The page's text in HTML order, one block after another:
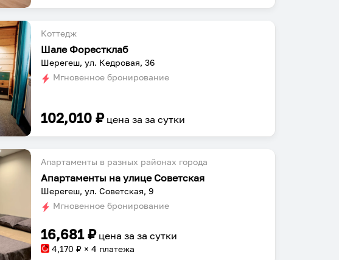
Коттедж
Шале Форестклаб
Шерегеш, ул. Кедровая, 36
Мгновенное бронирование
102,010 ₽ цена заза сутки
Апартаменты в разных районах города
Апартаменты на улице Советская
Шерегеш, ул. Советская, 9
Мгновенное бронирование
16,681₽ цена заза сутки
4,170 ₽ × 4 платежа